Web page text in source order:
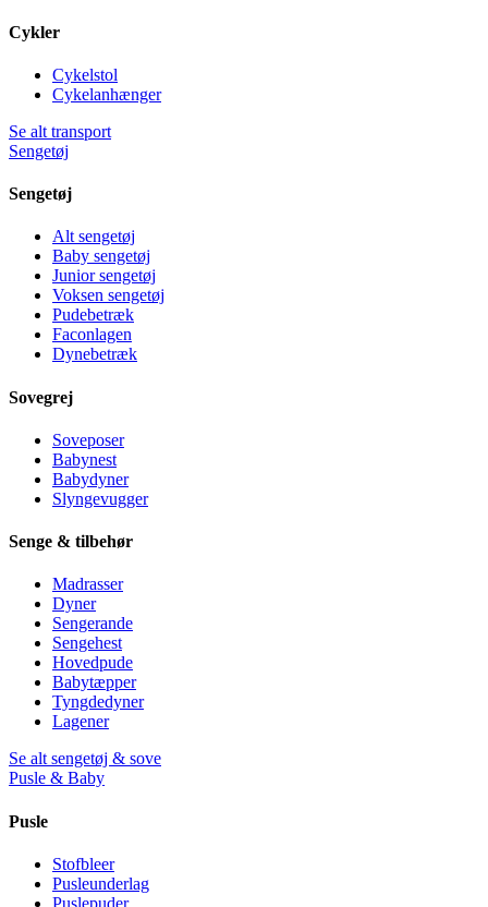
Cykler
Cykelstol
Cykelanhænger
Se alt transport
Sengetøj
Sengetøj
Alt sengetøj
Baby sengetøj
Junior sengetøj
Voksen sengetøj
Pudebetræk
Faconlagen
Dynebetræk
Sovegrej
Soveposer
Babynest
Babydyner
Slyngevugger
Senge & tilbehør
Madrasser
Dyner
Sengerande
Sengehest
Hovedpude
Babytæpper
Tyngdedyner
Lagener
Se alt sengetøj & sove
Pusle & Baby
Pusle
Stofbleer
Pusleunderlag
Puslepuder